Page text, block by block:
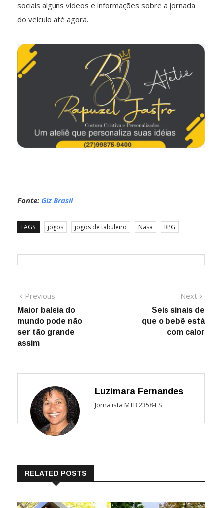
sociais alguns vídeos e informações sobre a jornada
do veículo até agora.
Fonte: Giz Brasil
TAGS: jogos jogos de tabuleiro Nasa RPG
Navegação
de
Post
Previous
post:
Maior baleia do
mundo pode não
ser tão grande
assim
Next
Seis sinais de
que o bebê está
com calor
Luzimara Fernandes
Jornalista MTB 2358-ES
RELATED POSTS